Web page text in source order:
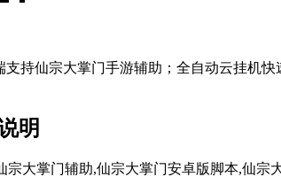
支持仙宗大掌门手游辅助；全自动云挂机
明
宗大掌门辅助,仙宗大掌门安卓版脚本,仙